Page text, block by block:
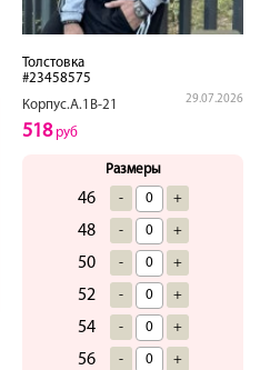
Толстовка
#23458575
Корпус.А.1В-21
29.07.2026
518руб
Размеры
46 - +
48 - +
50 - +
52 - +
54 - +
56 - +